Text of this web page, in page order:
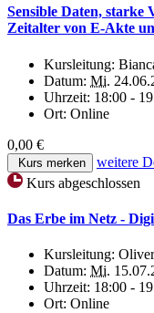
Sensible Daten, starke
Zeitalter von E-Akte
Kursleitung:
Datum: Mi.
Uhrzeit: 18:00 -
Ort: Online
0,00 €
Kurs merken
weitere
Kurs abgeschlossen
Das Erbe im Netz -
Kursleitung:
Datum: Mi.
Uhrzeit: 18:00 -
Ort: Online